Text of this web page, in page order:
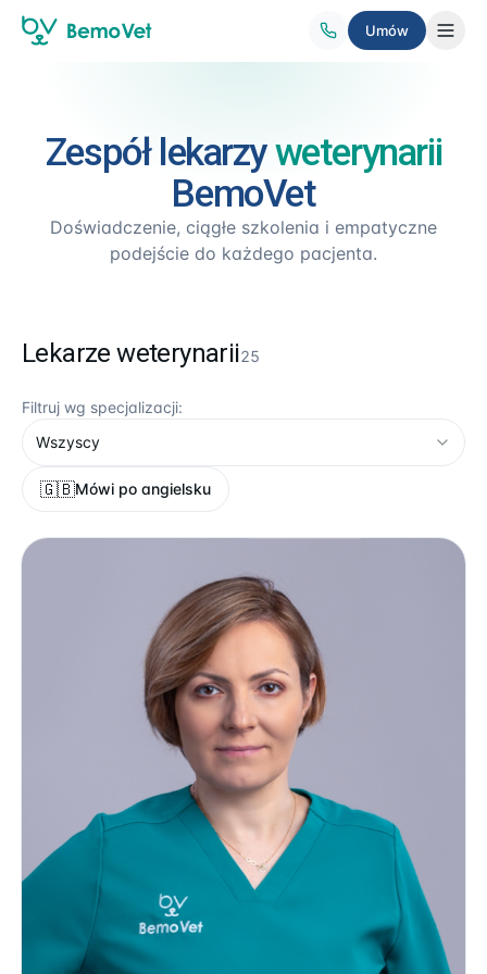
Umów
O nas
Placówki
USŁUGI
Specjalizacje
Wizyty domowe
Przed zabiegiem
Zespół lekarzyweterynarii
BemoVet
Doświadczenie, ciągłe szkolenia i empatyczne
podejście do każdego pacjenta.
Lekarze weterynarii25
Filtruj wg specjalizacji:
Wszyscy
🇬🇧Mówi po angielsku